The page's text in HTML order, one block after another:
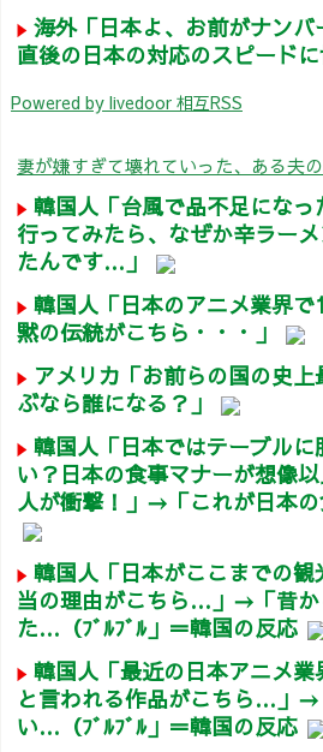
海外「日本よ、お前がナン
直後の日本の対応のスピード
Powered by livedoor 相互RSS
妻が嫌すぎて壊れていった、ある夫
韓国人「台風で品不足にな
行ってみたら、なぜか辛ラー
たんです…」
韓国人「日本のアニメ業界
黙の伝統がこちら・・・」
アメリカ「お前らの国の史
ぶなら誰になる？」
韓国人「日本ではテーブル
い？日本の食事マナーが想像
人が衝撃！」→「これが日本
韓国人「日本がここまでの
当の理由がこちら…」→「昔か
た…（ﾌﾞﾙﾌﾞﾙ」＝韓国の反応
韓国人「最近の日本アニメ
と言われる作品がこちら…」→
い…（ﾌﾞﾙﾌﾞﾙ」＝韓国の反応